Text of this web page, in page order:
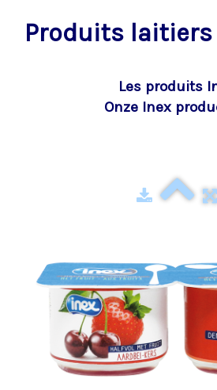
Produits laitiers
MAGASIN - WINKEL
Français▼
Les produits
Onze Inex